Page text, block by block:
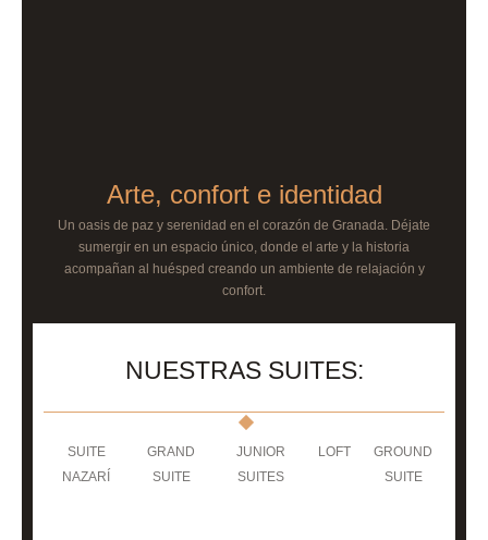
Arte, confort e identidad
Un oasis de paz y serenidad en el corazón de Granada. Déjate
sumergir en un espacio único, donde el arte y la historia
acompañan al huésped creando un ambiente de relajación y
confort.
NUESTRAS SUITES:
SUITE
NAZARÍ
GRAND
SUITE
JUNIOR
SUITES
LOFT
GROUND
SUITE